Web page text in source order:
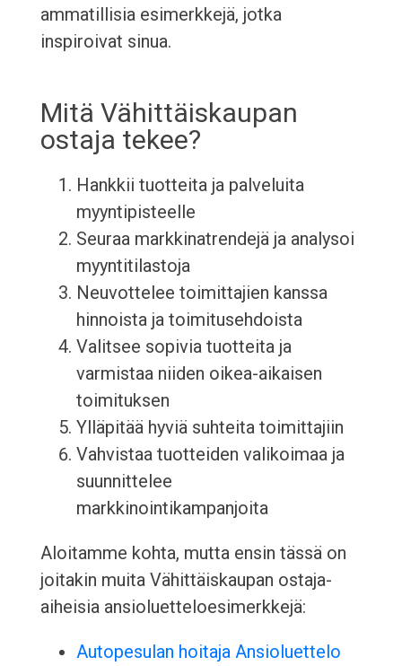
ammatillisia esimerkkejä, jotka
inspiroivat sinua.
Mitä Vähittäiskaupan
ostaja tekee?
Hankkii tuotteita ja palveluita
myyntipisteelle
Seuraa markkinatrendejä ja analysoi
myyntitilastoja
Neuvottelee toimittajien kanssa
hinnoista ja toimitusehdoista
Valitsee sopivia tuotteita ja
varmistaa niiden oikea-aikaisen
toimituksen
Ylläpitää hyviä suhteita toimittajiin
Vahvistaa tuotteiden valikoimaa ja
suunnittelee
markkinointikampanjoita
Aloitamme kohta, mutta ensin tässä on
joitakin muita Vähittäiskaupan ostaja-
aiheisia ansioluetteloesimerkkejä:
Autopesulan hoitaja Ansioluettelo